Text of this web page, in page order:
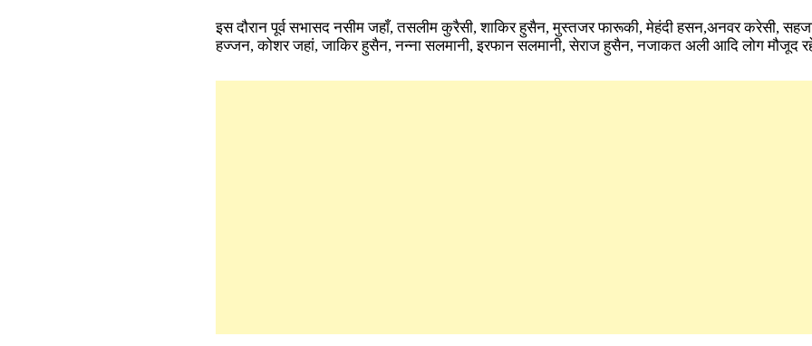
इस दौरान पूर्व सभासद नसीम जहाँ, तसलीम कुरैसी, शाकिर हुसैन, मुस्तजर फारूकी, मेहंदी हसन,अनवर करेसी,
हज्जन, कोशर जहां, जाकिर हुसैन, नन्ना सलमानी, इरफान सलमानी, सेराज हुसैन, नजाकत अली आदि लोग मौजूद